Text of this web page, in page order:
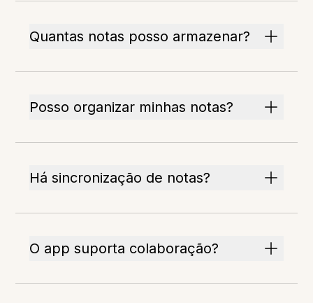
Quantas notas posso armazenar?
Posso organizar minhas notas?
Há sincronização de notas?
O app suporta colaboração?